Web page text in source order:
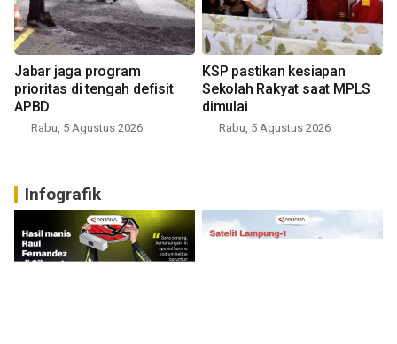
Jabar jaga program
prioritas di tengah defisit
APBD
Rabu, 5 Agustus 2026
KSP pastikan kesiapan
Sekolah Rakyat saat MPLS
dimulai
Rabu, 5 Agustus 2026
Infografik